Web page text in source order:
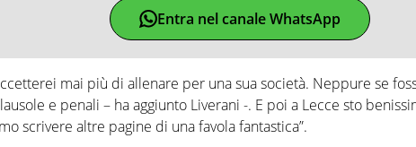
Entra nel canale WhatsApp
mai più di allenare per una sua società. Neppure se
e penali – ha aggiunto Liverani -. E poi a Lecce sto
scrivere altre pagine di una favola fantastica”.